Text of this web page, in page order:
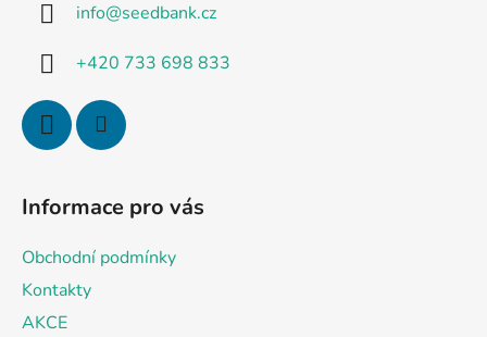
info@seedbank.cz
+420 733 698 833
Informace pro vás
Obchodní podmínky
Kontakty
AKCE